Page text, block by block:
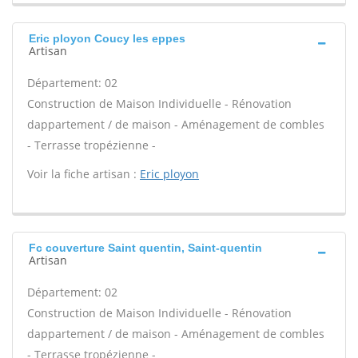
Eric ployon Coucy les eppes
Artisan
Département: 02
Construction de Maison Individuelle - Rénovation
dappartement / de maison - Aménagement de combles
- Terrasse tropézienne -
Voir la fiche artisan : Eric ployon
Fc couverture Saint quentin, Saint-quentin
Artisan
Département: 02
Construction de Maison Individuelle - Rénovation
dappartement / de maison - Aménagement de combles
- Terrasse tropézienne -